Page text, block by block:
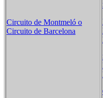
Circuito de Montmeló o
Circuito de Barcelona